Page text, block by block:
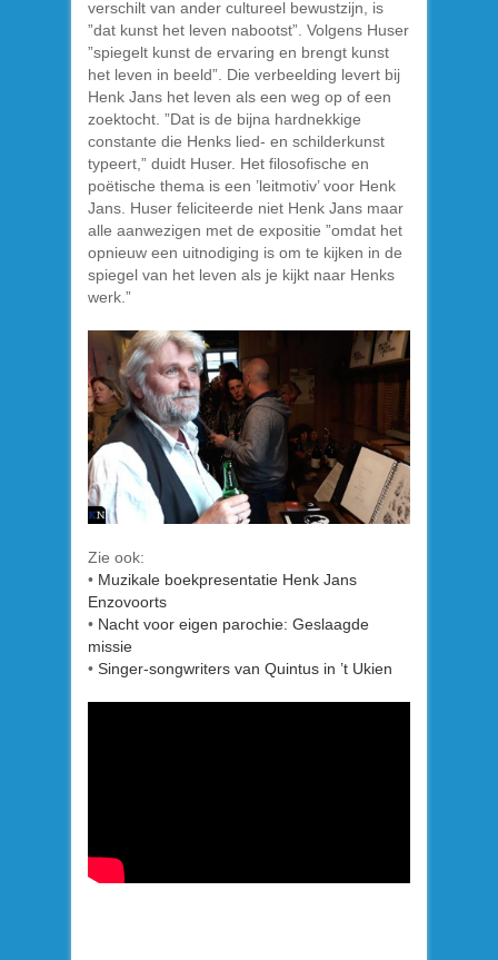
verschilt van ander cultureel bewustzijn, is
”dat kunst het leven nabootst”. Volgens Huser
”spiegelt kunst de ervaring en brengt kunst
het leven in beeld”. Die verbeelding levert bij
Henk Jans het leven als een weg op of een
zoektocht. ”Dat is de bijna hardnekkige
constante die Henks lied- en schilderkunst
typeert,” duidt Huser. Het filosofische en
poëtische thema is een ’leitmotiv’ voor Henk
Jans. Huser feliciteerde niet Henk Jans maar
alle aanwezigen met de expositie ”omdat het
opnieuw een uitnodiging is om te kijken in de
spiegel van het leven als je kijkt naar Henks
werk.”
Zie ook:
• Muzikale boekpresentatie Henk Jans
Enzovoorts
• Nacht voor eigen parochie: Geslaagde
missie
• Singer-songwriters van Quintus in ’t Ukien